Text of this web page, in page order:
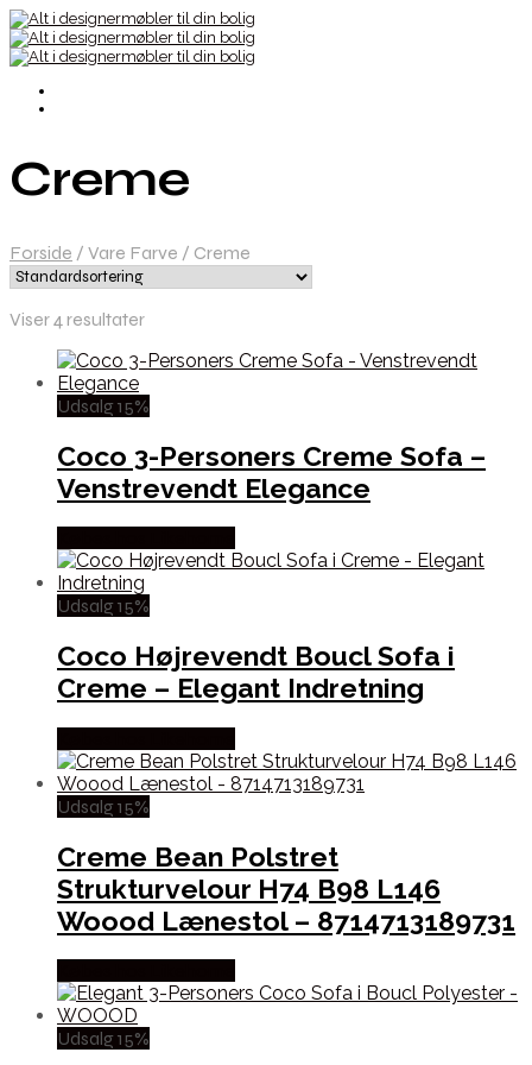
Creme
Forside / Vare Farve / Creme
Viser 4 resultater
Udsalg 15%
Coco 3-Personers Creme Sofa –
Venstrevendt Elegance
Udsalg 15%
Coco Højrevendt Boucl Sofa i
Creme – Elegant Indretning
Udsalg 15%
Creme Bean Polstret
Strukturvelour H74 B98 L146
Woood Lænestol – 8714713189731
Udsalg 15%